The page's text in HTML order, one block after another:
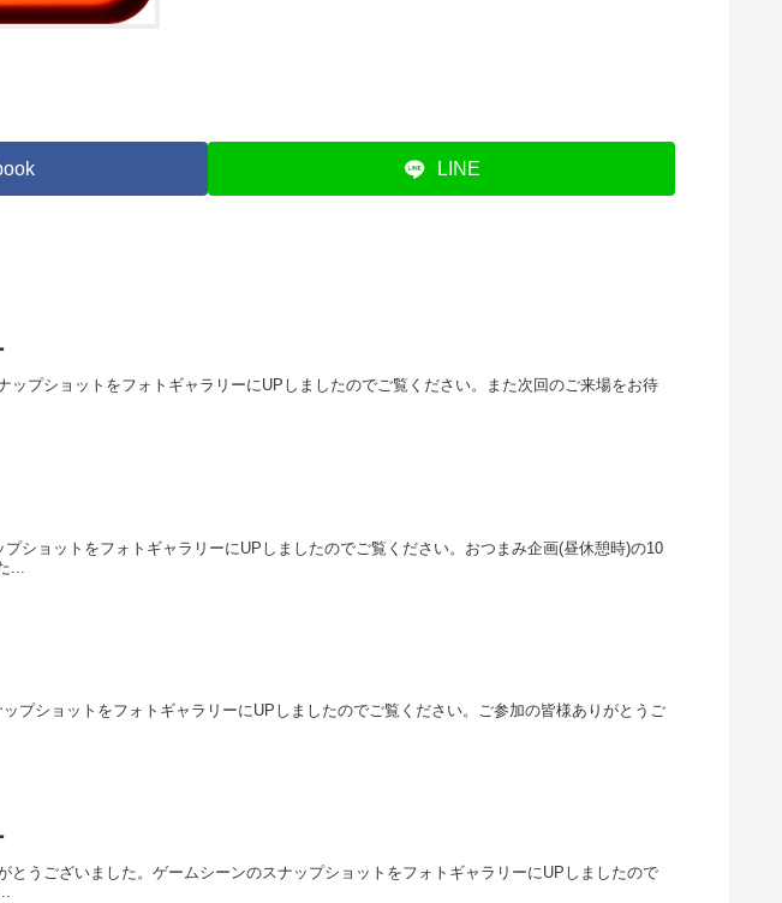
LINE
プショットをフォトギャラリーにUPしましたのでご覧ください。また次回のご来場をお待
ショットをフォトギャラリーにUPしましたのでご覧ください。おつまみ企画(昼休憩時)の10
...
プショットをフォトギャラリーにUPしましたのでご覧ください。ご参加の皆様ありがとうご
うございました。ゲームシーンのスナップショットをフォトギャラリーにUPしましたので